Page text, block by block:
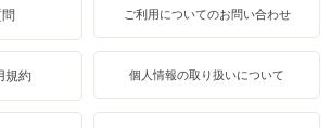
ご利用についてのお問い合わせ
規約 個人情報の取り扱いについて